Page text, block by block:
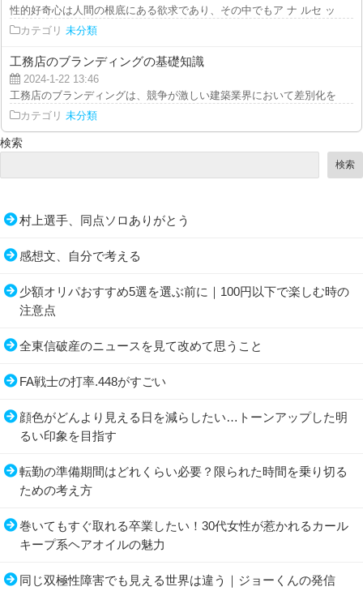
性的好奇心は人間の根底にある欲求であり、その中でもア ナ ルセ ッ ク
カテゴリ 未分類
工務店のブランディングの基礎知識
2024-1-22 13:46
工務店のブランディングは、競争が激しい建築業界において差別化を図り
カテゴリ 未分類
検索
検索
村上選手、同点ソロありがとう
感想文、自分で考える
少額オリパおすすめ5選を選ぶ前に｜100円以下で楽しむ時の
注意点
全東信破産のニュースを見て改めて思うこと
FA戦士の打率.448がすごい
顔色がどんより見える日を減らしたい…トーンアップした明
るい印象を目指す
転勤の準備期間はどれくらい必要？限られた時間を乗り切る
ための考え方
巻いてもすぐ取れる卒業したい！30代女性が惹かれるカール
キープ系ヘアオイルの魅力
同じ双極性障害でも見える世界は違う｜ジョーくんの発信